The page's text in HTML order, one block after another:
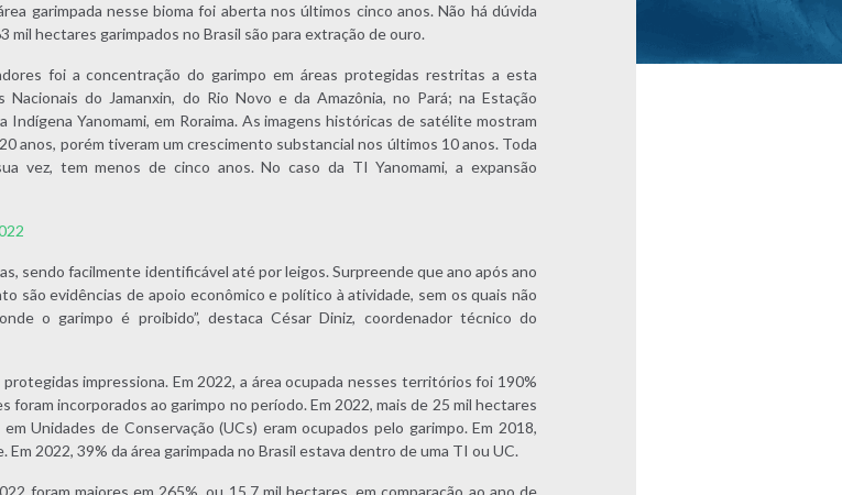
garimpada nesse bioma foi aberta nos últimos cinco anos. Não há dúvida
hectares garimpados no Brasil são para extração de ouro.
foi a concentração do garimpo em áreas protegidas restritas a esta
do Jamanxin, do Rio Novo e da Amazônia, no Pará; na Estação
Indígena Yanomami, em Roraima. As imagens históricas de satélite mostram
anos, porém tiveram um crescimento substancial nos últimos 10 anos. Toda
vez, tem menos de cinco anos. No caso da TI Yanomami, a expansão
sendo facilmente identificável até por leigos. Surpreende que ano após ano
são evidências de apoio econômico e político à atividade, sem os quais não
o garimpo é proibido”, destaca César Diniz, coordenador técnico do
impressiona. Em 2022, a área ocupada nesses territórios foi 190%
foram incorporados ao garimpo no período. Em 2022, mais de 25 mil hectares
Unidades de Conservação (UCs) eram ocupados pelo garimpo. Em 2018,
2022, 39% da área garimpada no Brasil estava dentro de uma TI ou UC.
foram maiores em 265%, ou 15,7 mil hectares, em comparação ao ano de